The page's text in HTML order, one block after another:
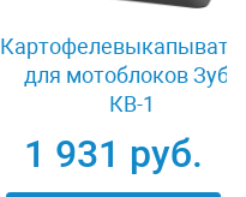
для мотоблоков Зубр
КВ-1
1 931 руб.